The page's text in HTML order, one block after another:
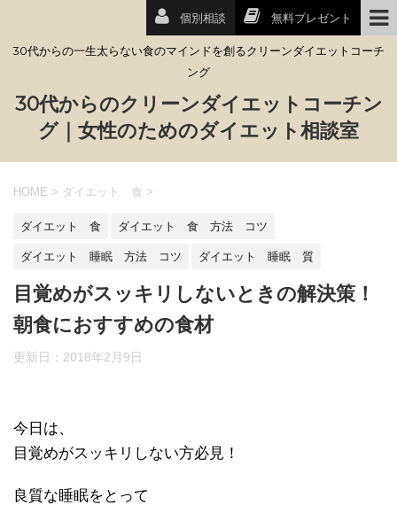
無料プレゼント
個別相談
30代からの一生太らない食のマインドを創るクリーンダイエットコーチ
ング
30代からのクリーンダイエットコーチン
グ｜女性のためのダイエット相談室
HOME > ダイエット 食 >
ダイエット 食 ダイエット 食 方法 コツ
ダイエット 睡眠 方法 コツ ダイエット 睡眠 質
目覚めがスッキリしないときの解決策！
朝食におすすめの食材
更新日： 2018年2月9日
今日は、
目覚めがスッキリしない方必見！
良質な睡眠をとって